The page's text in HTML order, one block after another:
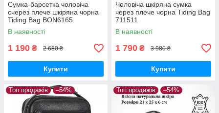
Сумка-барсетка чоловіча
счерез плече шкіряна чорна
Tiding Bag BON6165
В наявності
1 190 ₴ 2 680 ₴
Купити
Чоловіча шкіряна сумка
через плече чорна Tiding Bag
711511
В наявності
1 790 ₴ 3 980 ₴
Купити
Топ продажів –54% Топ продажів –54%